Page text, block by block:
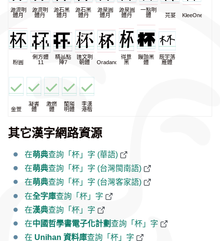
源流明
體月
源流明
體丹
源石黑
體月
源石黑
體丹
源泉圓
體月
源泉圓
體丹
一點明
體
芫荽 KleeOne
粉圓
俐方體
11
精品點
陣7
匯文明
朝體
Oradano
得意
黑
饅頭黑
體
辰宇落
雁體
金萱
凝書
體
激燃
體
蘭陽
明體
李漢
港楷
其它漢字網路資源
在萌典查詢「杯」字 (華語)
在萌典查詢「杯」字 (台灣閩南語)
在萌典查詢「杯」字 (台灣客家語)
在全字庫查詢「杯」字
在漢典查詢「杯」字
在中國哲學書電子化計劃查詢「杯」字
在 Unihan 資料庫查詢「杯」字